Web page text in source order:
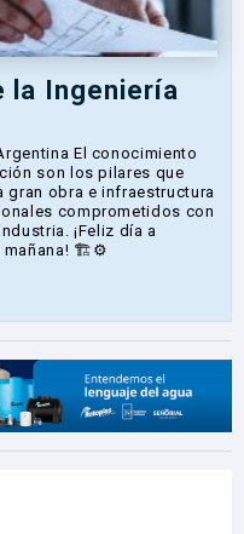
la Ingeniería
El conocimiento
son los pilares que
gran obra e infraestructura
comprometidos con
¡Feliz día a
mañana! 🏗️⚙️